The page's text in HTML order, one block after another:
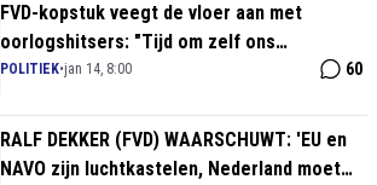
FVD-kopstuk veegt de vloer aan met
oorlogshitsers: "Tijd om zelf ons
internationaal beleid te bepalen"
POLITIEK•jan 14, 8:00 60
RALF DEKKER (FVD) WAARSCHUWT: 'EU en
NAVO zijn luchtkastelen, Nederland moet